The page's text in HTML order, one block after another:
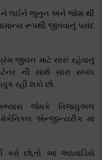
ને લઈને જુનુન અને જોશ થી
રૂપથી જીવવાનું પસંદ
જીવન માટે સારું રહેવાનું
ની સાથે સારા સબંધ
રહી શકો છો.
જેમકે વિજ્યુઅલ
એન્જીન્યરીંગ માં
કરો છો,તો આ અઠવાડિયે